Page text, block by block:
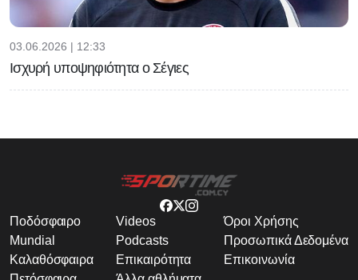
03.06.2026 | 12:33
Ισχυρή υποψηφιότητα ο Σέγιες
Ποδόσφαιρο
Mundial
Καλαθόσφαιρα
Videos
Podcasts
Επικαιρότητα
Όροι Χρήσης
Προσωπικά Δεδομένα
Επικοινωνία